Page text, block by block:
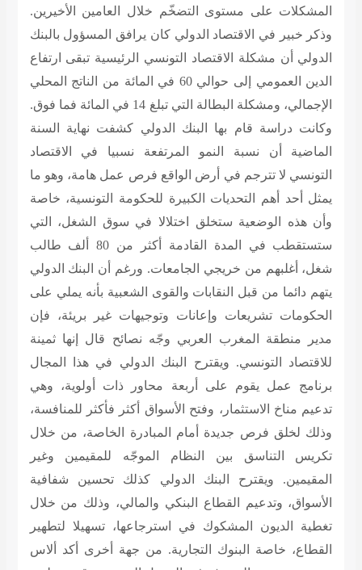
المشكلات على مستوى التضخّم خلال العامين الأخيرين.
وذكر خبير في الاقتصاد الدولي كان يرافق المسؤول بالبنك
الدولي أن مشكلة الاقتصاد التونسي الرئيسية تبقى ارتفاع
الدين العمومي إلى حوالي 60 في المائة من الناتج المحلي
الإجمالي، ومشكلة البطالة التي تبلغ 14 في المائة فما فوق.
وكانت دراسة قام بها البنك الدولي كشفت نهاية السنة
الماضية أن نسبة النمو المرتفعة نسبيا في الاقتصاد
التونسي لا تترجم في أرض الواقع فرص عمل هامة، وهو ما
يمثل أحد أهم التحديات الكبيرة للحكومة التونسية، خاصة
وأن هذه الوضعية ستخلق اختلالا في سوق الشغل، التي
ستستقطب في المدة القادمة أكثر من 80 ألف طالب
شغل، أغلبهم من خريجي الجامعات. ورغم أن البنك الدولي
يتهم دائما من قبل النقابات والقوى الشعبية بأنه يملي على
الحكومات تشريعات وإعانات وتوجيهات غير بريئة، فإن
مدير منطقة المغرب العربي وجّه نصائح قال إنها ثمينة
للاقتصاد التونسي. ويقترح البنك الدولي في هذا المجال
برنامج عمل يقوم على أربعة محاور ذات أولوية، وهي
تدعيم مناخ الاستثمار، وفتح الأسواق أكثر فأكثر للمنافسة،
وذلك لخلق فرص جديدة أمام المبادرة الخاصة، من خلال
تكريس التناسق بين النظام الموجّه للمقيمين وغير
المقيمين. ويقترح البنك الدولي كذلك تحسين شفافية
الأسواق، وتدعيم القطاع البنكي والمالي، وذلك من خلال
تغطية الديون المشكوك في استرجاعها، تسهيلا لتطهير
القطاع، خاصة البنوك التجارية. من جهة أخرى أكد ألاس